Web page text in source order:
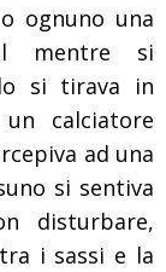
ognuno una
mentre si
si tirava in
calciatore
ad una
si sentiva
disturbare,
i sassi e la